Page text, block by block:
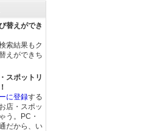
替えができ
索結果もク
えができち
スポットリ
に登録する
店・スポッ
う。PC・
だから、い